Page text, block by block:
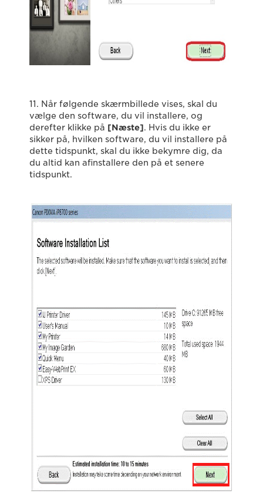
11. Når følgende skærmbillede vises, skal du
vælge den software, du vil installere, og
derefter klikke på [Næste]. Hvis du ikke er
sikker på, hvilken software, du vil installere på
dette tidspunkt, skal du ikke bekymre dig, da
du altid kan afinstallere den på et senere
tidspunkt.